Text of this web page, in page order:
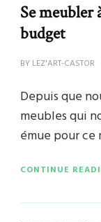
Se meubler
budget
BY LEZ'ART-CASTOR
Depuis que
meubles qui
émue pour
CONTINUE